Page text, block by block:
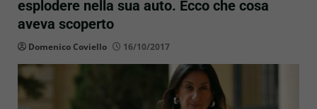
esplodere nella sua auto. Ecco che cosa
aveva scoperto
Domenico Coviello 16/10/2017